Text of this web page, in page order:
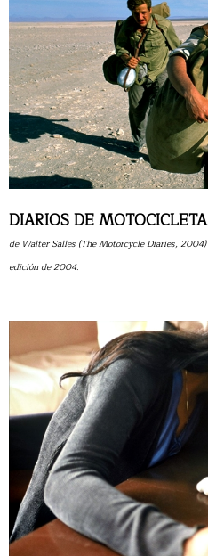
DIARIOS DE MOTOCICLETA
de Walter Salles (The Motorcycle Diaries, 2004)
edición de 2004.